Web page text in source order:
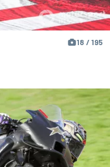
18 / 195